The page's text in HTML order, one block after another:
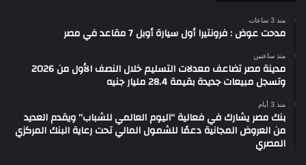
منذ 3 ساعات
مدحت عوض : فرونتيرا أول سيارة أوبل 7 مقاعد في مصر
منذ ساعتين
مدينة مصر تضاعف معدلات التسليم خلال النصف الأول من 2026
وتسجل مبيعات جديدة بقيمة 28.4 مليار جنيه
منذ 3 أيام
بنك مصر يشارك في فعالية “اليوم العالمي للشباب” ويقدم العديد
من العروض المجانية دعمًا للشمول المالي تحت رعاية البنك المركزي
المصري